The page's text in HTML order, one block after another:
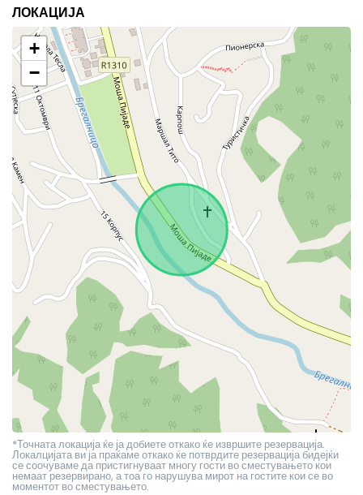
ЛОКАЦИЈА
+
−
*Точната локација ќе ја добиете откако ќе извршите резервација.
Локалцијата ви ја праќаме откако ќе потврдите резервација бидејќи
се соочуваме да пристигнуваат многу гости во сместувањето кои
немаат резервирано, а тоа го нарушува мирот на гостите кои се во
моментот во сместувањето.